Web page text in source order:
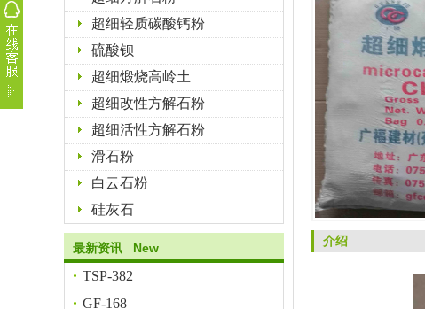
超细轻质碳酸钙粉
硫酸钡
超细煅烧高岭土
超细改性方解石粉
超细活性方解石粉
滑石粉
白云石粉
硅灰石
最新资讯 New
TSP-382
GF-168
介绍